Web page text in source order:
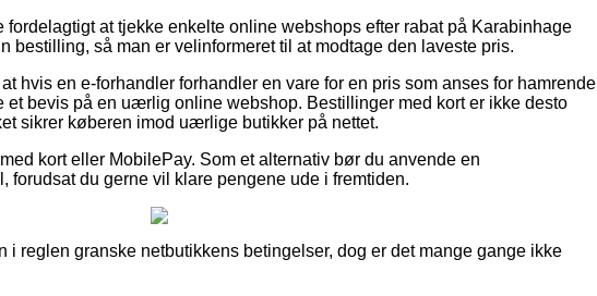
at tjekke enkelte online webshops efter rabat på Karabinhage
bestilling, så man er velinformeret til at modtage den laveste pris.
hvis en e-forhandler forhandler en vare for en pris som anses for hamrende
bevis på en uærlig online webshop. Bestillinger med kort er ikke desto
sikrer køberen imod uærlige butikker på nettet.
kort eller MobilePay. Som et alternativ bør du anvende en
forudsat du gerne vil klare pengene ude i fremtiden.
i reglen granske netbutikkens betingelser, dog er det mange gange ikke